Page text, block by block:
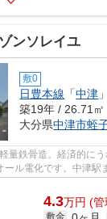
ンソレイユ
敷0
日豊本線 「中津
築19年 / 26.71㎡
大分県中津市蛭
量鉄骨造。経済的に
ール電化です。中津駅
タウンが歩いてす...
4.3万円 (管
敷金